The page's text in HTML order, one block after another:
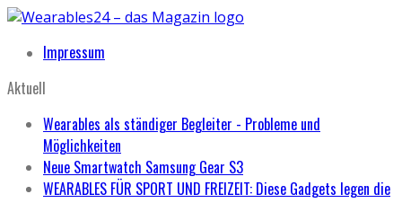
Impressum
Aktuell
Wearables als ständiger Begleiter - Probleme und
Möglichkeiten
Neue Smartwatch Samsung Gear S3
WEARABLES FÜR SPORT UND FREIZEIT: Diese Gadgets legen die